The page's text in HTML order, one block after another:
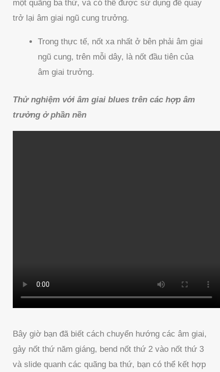
một quãng ba thứ, và có thể được sử dụng để quay
trở lại âm giai ngũ cung trưởng.
Trong thực tế, nốt xa nhất ở bên phải âm giai
ngũ cung, trên mỗi dây, là nốt đầu tiên của
âm giai trưởng.
Thử nghiệm với âm giai blues trên các hợp âm
trưởng ở phần nền
Bây giờ bạn đã biết cách chuyển hướng các âm giai,
gảy nốt thứ năm giáng, bend nốt thứ 2 vào nốt thứ 3
và slide quanh các quãng ba thứ, bạn có thể kết hợp